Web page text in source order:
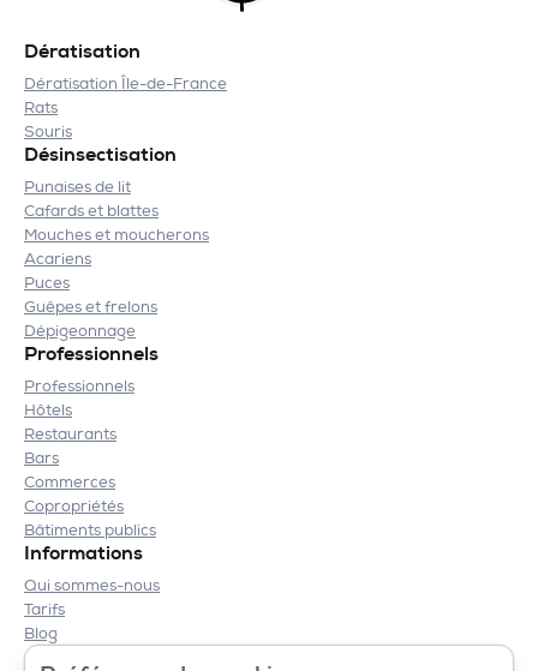
Dératisation
Dératisation Île-de-France
Rats
Souris
Désinsectisation
Punaises de lit
Cafards et blattes
Mouches et moucherons
Acariens
Puces
Guêpes et frelons
Dépigeonnage
Professionnels
Professionnels
Hôtels
Restaurants
Bars
Commerces
Copropriétés
Bâtiments publics
Informations
Qui sommes-nous
Tarifs
Blog
Contact